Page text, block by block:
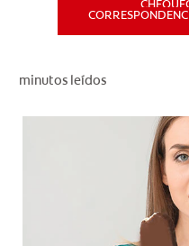
minutos leídos